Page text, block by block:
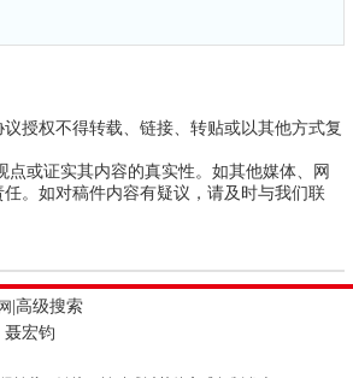
授权不得转载、链接、转贴或以其他方式复
或证实其内容的真实性。如其他媒体、网
。如对稿件内容有疑议，请及时与我们联
高级搜索
聂宏钧